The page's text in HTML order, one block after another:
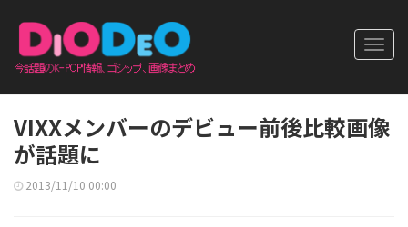
VIXXメンバーのデビュー前後比較画像
が話題に
2013/11/10 00:00